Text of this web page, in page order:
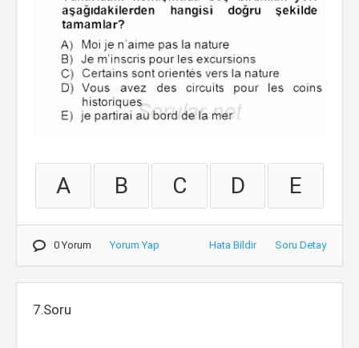
A B C D E
0 Yorum Yorum Yap Hata Bildir Soru Detay
7.Soru